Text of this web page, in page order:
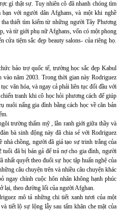
gì thật sự. Tuy nhiên cô đã nhanh chóng tìm
với người dân Afghans, và một khi nghề
thiết tìm kiếm từ những người Tây Phương
và từ giới phụ nữ Afghans, vốn có một phong
cửa tiệm sắc đẹp beauty salons- của riêng họ.
bảo trợ quốc tế, trường học sắc đẹp Kabul
vào năm 2003. Trong thời gian này Rodriguez
văn hóa, và ngay cả phải liên tục đối đầu với
tranh khi cô học hỏi phương cách để giúp
nuôi nấng gia đình bằng cách học về căn bản
trường thẩm mỹ , lằn ranh giới giữa thầy và
bà sinh động này đã chia sẻ với Rodriguez
nhà chồng, người đã giả tạo sự trinh trắng của
đã bị bán gả để trả nợ cho gia đình, người
nhất quyết theo đuổi sự học tập huấn nghệ của
câu chuyện trên và nhiều câu chuyện khác
ngay chính cuộc hôn nhân không hạnh phúc
lại, theo đường lối của người Afghan.
mô tả những chi tiết xanh tươi của một
tiết lộ sự lộng lẫy sau tấm khăn che mặt của